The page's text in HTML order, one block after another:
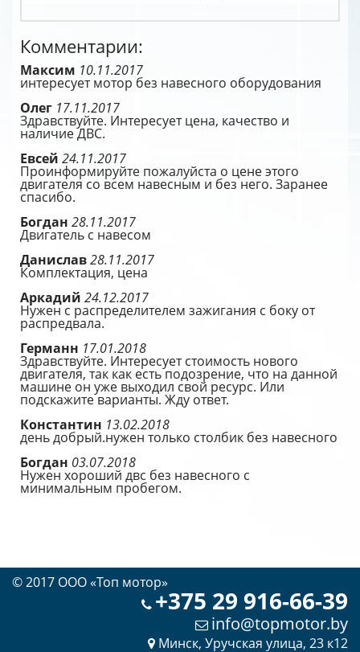
Комментарии:
Максим 10.11.2017
интересует мотор без навесного оборудования
Олег 17.11.2017
Здравствуйте. Интересует цена, качество и
наличие ДВС.
Евсей 24.11.2017
Проинформируйте пожалуйста о цене этого
двигателя со всем навесным и без него. Заранее
спасибо.
Богдан 28.11.2017
Двигатель с навесом
Данислав28.11.2017
Комплектация, цена
Аркадий 24.12.2017
Нужен с распределителем зажигания с боку от
распредвала.
Германн 17.01.2018
Здравствуйте. Интересует стоимость нового
двигателя, так как есть подозрение, что на данной
машине он уже выходил свой ресурс. Или
подскажите варианты. Жду ответ.
Константин 13.02.2018
день добрый.нужен только столбик без навесного
Богдан 03.07.2018
Нужен хороший двс без навесного с
минимальным пробегом.
© 2017 OOO «Топ мотор»
+375 29 916-66-39
info@topmotor.by
Минск, Уручская улица, 23 к12